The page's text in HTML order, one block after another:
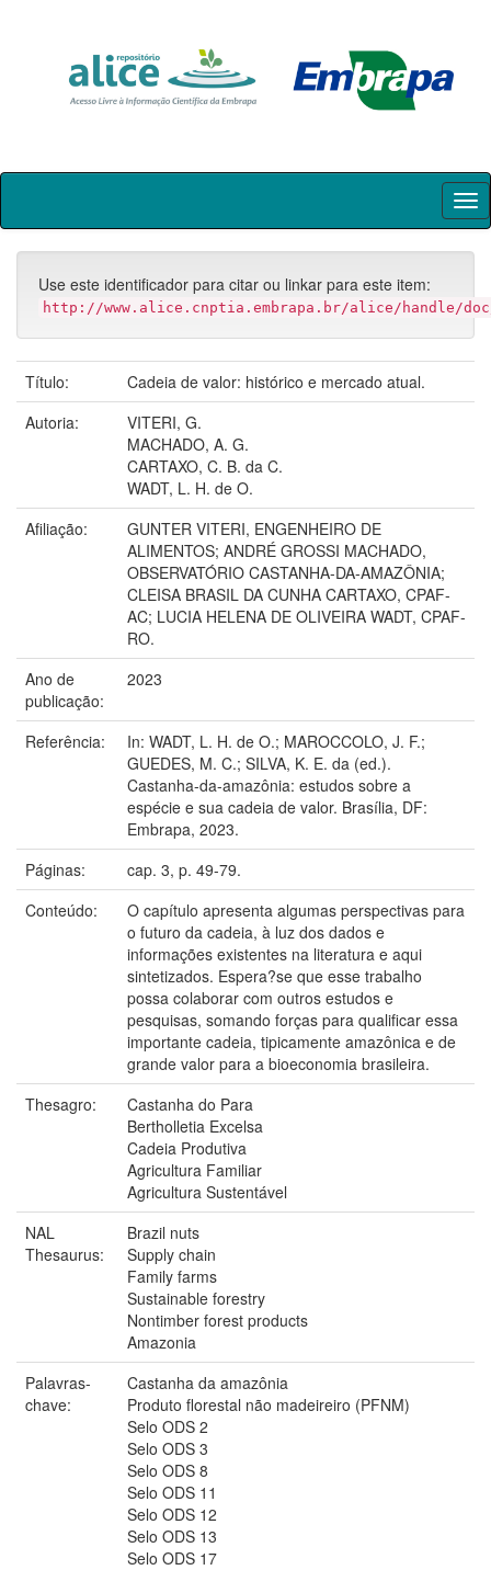
Skip
Use este identificador para citar ou linkar para este item:
http://www.alice.cnptia.embrapa.br/alice/handle/doc/
Título:
Cadeia de valor: histórico e mercado atual.
Autoria:
VITERI, G.
MACHADO, A. G.
CARTAXO, C. B. da C.
WADT, L. H. de O.
Afiliação:
GUNTER VITERI, ENGENHEIRO DE
ALIMENTOS; ANDRÉ GROSSI MACHADO,
OBSERVATÓRIO CASTANHA-DA-AMAZÔNIA;
CLEISA BRASIL DA CUNHA CARTAXO, CPAF-
AC; LUCIA HELENA DE OLIVEIRA WADT, CPAF-
RO.
Ano de
publicação:
2023
Referência:
In: WADT, L. H. de O.; MAROCCOLO, J. F.;
GUEDES, M. C.; SILVA, K. E. da (ed.).
Castanha-da-amazônia: estudos sobre a
espécie e sua cadeia de valor. Brasília, DF:
Embrapa, 2023.
Páginas:
cap. 3, p. 49-79.
Conteúdo:
O capítulo apresenta algumas perspectivas para
o futuro da cadeia, à luz dos dados e
informações existentes na literatura e aqui
sintetizados. Espera?se que esse trabalho
possa colaborar com outros estudos e
pesquisas, somando forças para qualificar essa
importante cadeia, tipicamente amazônica e de
grande valor para a bioeconomia brasileira.
Thesagro:
Castanha do Para
Bertholletia Excelsa
Cadeia Produtiva
Agricultura Familiar
Agricultura Sustentável
NAL
Thesaurus:
Brazil nuts
Supply chain
Family farms
Sustainable forestry
Nontimber forest products
Amazonia
Palavras-
chave:
Castanha da amazônia
Produto florestal não madeireiro (PFNM)
Selo ODS 2
Selo ODS 3
Selo ODS 8
Selo ODS 11
Selo ODS 12
Selo ODS 13
Selo ODS 17